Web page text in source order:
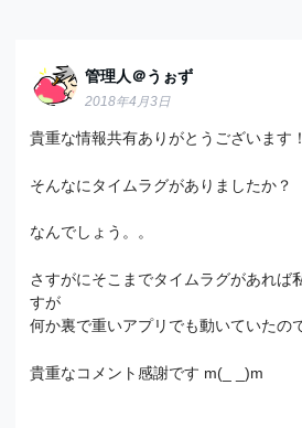
管理人＠うぉず
2018年4月3日
貴重な情報共有ありがとうございます
そんなにタイムラグがありましたか？
なんでしょう。。
さすがにそこまでタイムラグがあれば
すが
何か裏で重いアプリでも動いていたの
貴重なコメント感謝です m(_ _)m